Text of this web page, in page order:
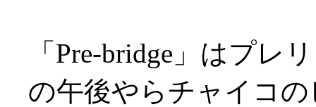
「Pre-bridge」はプレ
の午後やらチャイコ